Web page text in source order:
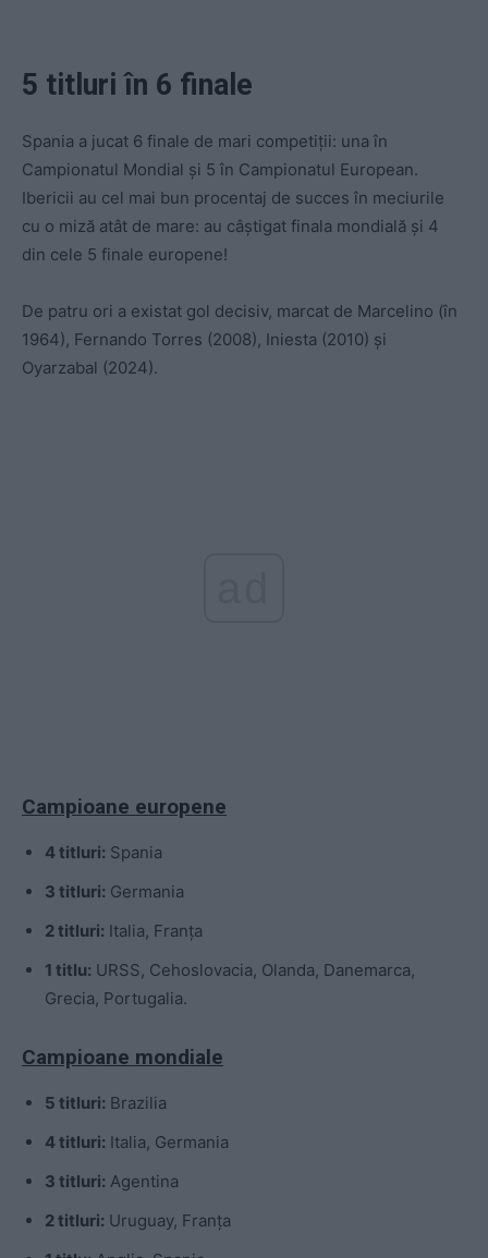
5 titluri în 6 finale
Spania a jucat 6 finale de mari competiții: una în
Campionatul Mondial și 5 în Campionatul European.
Ibericii au cel mai bun procentaj de succes în meciurile
cu o miză atât de mare: au câștigat finala mondială și 4
din cele 5 finale europene!
De patru ori a existat gol decisiv, marcat de Marcelino (în
1964), Fernando Torres (2008), Iniesta (2010) și
Oyarzabal (2024).
Campioane europene
4 titluri: Spania
3 titluri: Germania
2 titluri: Italia, Franța
1 titlu: URSS, Cehoslovacia, Olanda, Danemarca,
Grecia, Portugalia.
Campioane mondiale
5 titluri: Brazilia
4 titluri: Italia, Germania
3 titluri: Agentina
2 titluri: Uruguay, Franța